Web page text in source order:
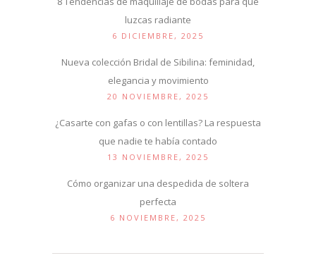
luzcas radiante
6 DICIEMBRE, 2025
Nueva colección Bridal de Sibilina: feminidad,
elegancia y movimiento
20 NOVIEMBRE, 2025
¿Casarte con gafas o con lentillas? La respuesta
que nadie te había contado
13 NOVIEMBRE, 2025
Cómo organizar una despedida de soltera
perfecta
6 NOVIEMBRE, 2025